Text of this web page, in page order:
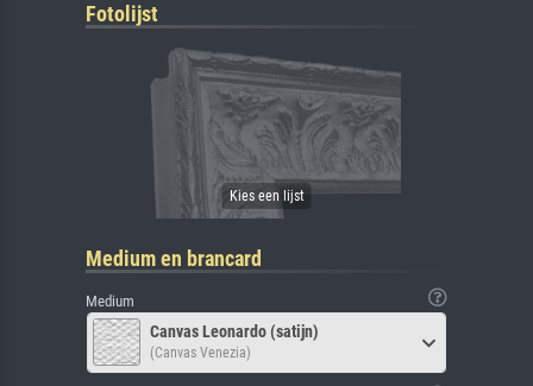
Fotolijst
Medium en brancard
Medium
Canvas Leonardo (satijn)
(Canvas Venezia)